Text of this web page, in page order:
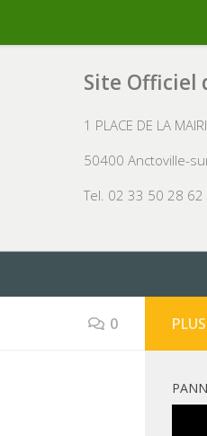
Site Officiel
1 PLACE DE LA
50400 Anctoville-
Tel. 02 33 50 28 62
0 PLUS